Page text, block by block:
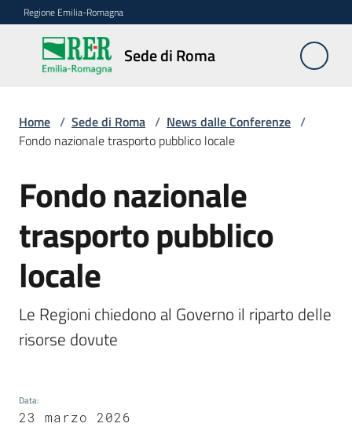
Vai al contenuto
Vai alla navigazione
Vai al footer
Regione Emilia-Romagna
Sede di Roma
Sede
di
Servizi
della
Sede
interistituzionali
Home / Sede di Roma / News dalle Conferenze /
Fondo nazionale trasporto pubblico locale
Salta al contenuto
Fondo nazionale
trasporto pubblico
locale
Le Regioni chiedono al Governo il riparto delle
risorse dovute
Data:
23 marzo 2026